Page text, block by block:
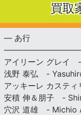
買取
— あ行
アイリーン グレイ
浅野 泰弘 -
アッキーレ カステ
安積 伸＆朋子 -
穴沢 道雄 - Michio